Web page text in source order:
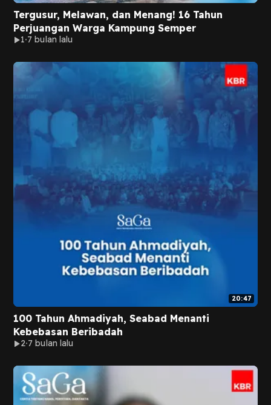
Tergusur, Melawan, dan Menang! 16 Tahun
Perjuangan Warga Kampung Semper
1 7 bulan lalu
20:47
100 Tahun Ahmadiyah, Seabad Menanti
Kebebasan Beribadah
2 7 bulan lalu